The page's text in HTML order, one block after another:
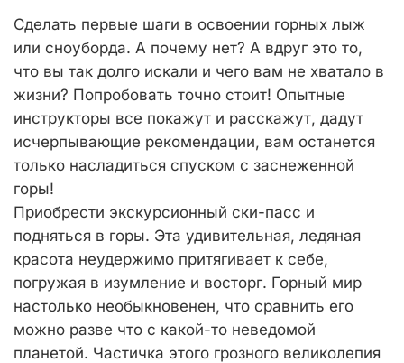
Сделать первые шаги в освоении горных лыж
или сноуборда. А почему нет? А вдруг это то,
что вы так долго искали и чего вам не хватало в
жизни? Попробовать точно стоит! Опытные
инструкторы все покажут и расскажут, дадут
исчерпывающие рекомендации, вам останется
только насладиться спуском с заснеженной
горы!
Приобрести экскурсионный ски-пасс и
подняться в горы. Эта удивительная, ледяная
красота неудержимо притягивает к себе,
погружая в изумление и восторг. Горный мир
настолько необыкновенен, что сравнить его
можно разве что с какой-то неведомой
планетой. Частичка этого грозного великолепия